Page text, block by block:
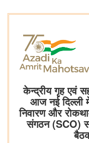
केन्द्रीय गृह एवं
आज नई दिल्ली
निवारण और
संगठन (SCO)